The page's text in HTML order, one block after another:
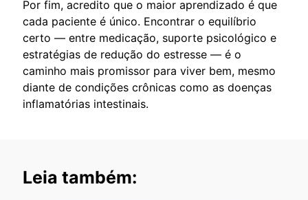
Por fim, acredito que o maior aprendizado é que
cada paciente é único. Encontrar o equilíbrio
certo — entre medicação, suporte psicológico e
estratégias de redução do estresse — é o
caminho mais promissor para viver bem, mesmo
diante de condições crônicas como as doenças
inflamatórias intestinais.
Leia também: